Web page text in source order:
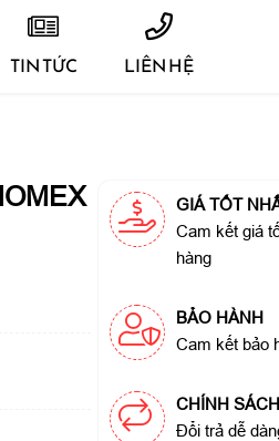
TIN TỨC LIÊN HỆ
GIÁ TỐT
Cam kết giá
hàng
BẢO HÀNH
Cam kết bảo
CHÍNH
Đổi trả dễ